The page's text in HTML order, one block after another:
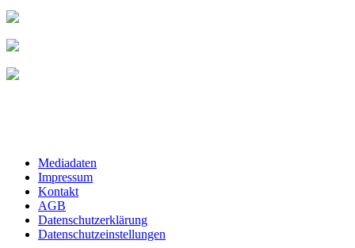
Mediadaten
Impressum
Kontakt
AGB
Datenschutzerklärung
Datenschutzeinstellungen